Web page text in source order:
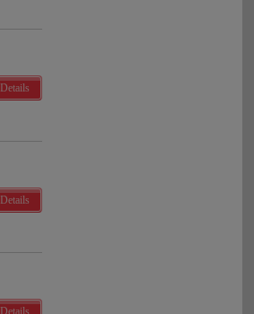
Details
Details